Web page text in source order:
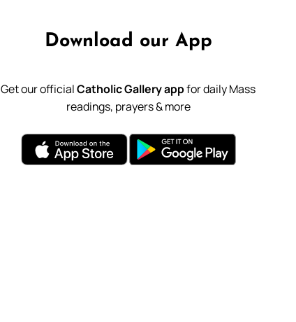
Download our App
Get our officialCatholic Gallery appfor daily Mass
readings, prayers & more